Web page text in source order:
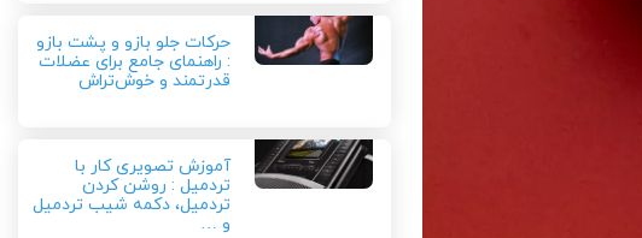
حرکات جلو بازو و پشت بازو
: راهنمای جامع برای عضلات
قدرتمند و خوش‌تراش
آموزش تصویری کار با
تردمیل : روشن کردن
تردمیل، دکمه شیب تردمیل
و …